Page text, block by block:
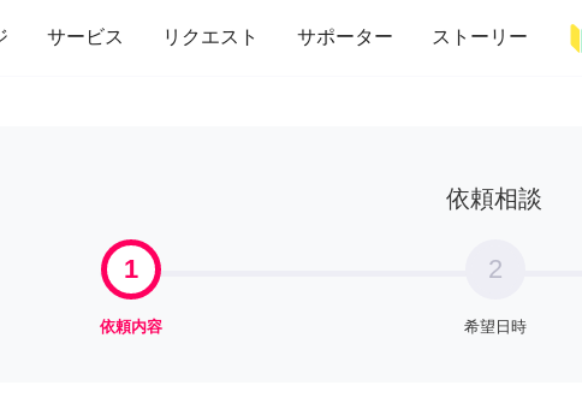
サービス リクエスト サポーター ストーリー
家事 引っ越し インテリア 趣味・習い事 ペッ
依頼相談
1
依頼内容
2
希望日時